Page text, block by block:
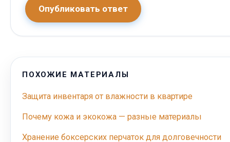
Опубликовать ответ
ПОХОЖИЕ МАТЕРИАЛЫ
Защита инвентаря от влажности в квартире
Почему кожа и экокожа — разные материалы
Хранение боксерских перчаток для долговечности